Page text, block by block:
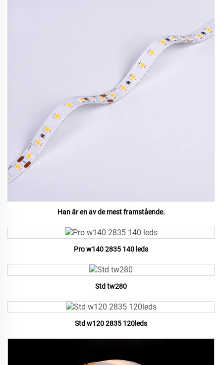
Han är en av de mest framstående.
Pro w140 2835 140 leds
Std tw280
Std w120 2835 120leds